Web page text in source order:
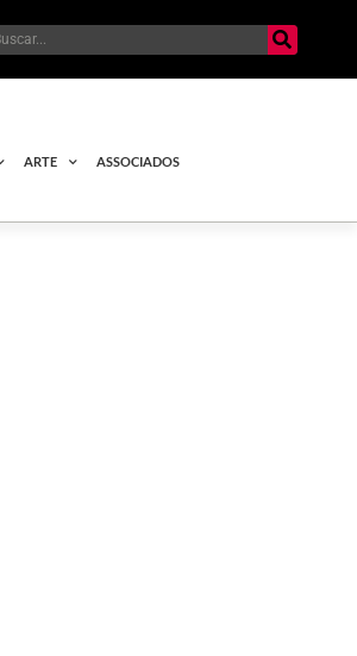
ARTE ASSOCIADOS